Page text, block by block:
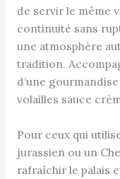
de servir le même
continuité sans
une atmosphère
tradition.
d’une
volailles sauce
Pour ceux qui
jurassien ou un
rafraîchir le palais